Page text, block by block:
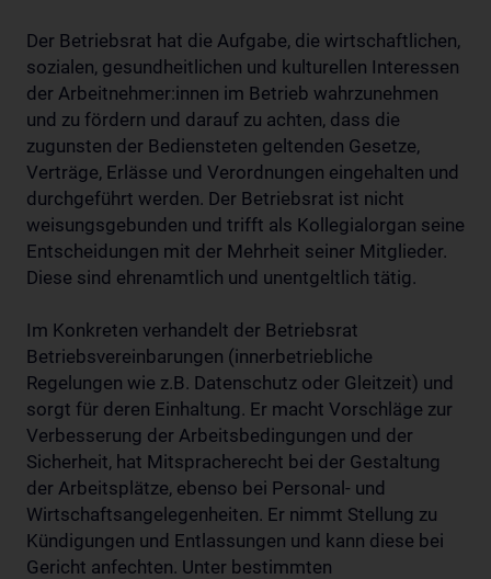
Der Betriebsrat hat die Aufgabe, die wirtschaftlichen,
sozialen, gesundheitlichen und kulturellen Interessen
der Arbeitnehmer:innen im Betrieb wahrzunehmen
und zu fördern und darauf zu achten, dass die
zugunsten der Bediensteten geltenden Gesetze,
Verträge, Erlässe und Verordnungen eingehalten und
durchgeführt werden. Der Betriebsrat ist nicht
weisungsgebunden und trifft als Kollegialorgan seine
Entscheidungen mit der Mehrheit seiner Mitglieder.
Diese sind ehrenamtlich und unentgeltlich tätig.
Im Konkreten verhandelt der Betriebsrat
Betriebsvereinbarungen (innerbetriebliche
Regelungen wie z.B. Datenschutz oder Gleitzeit) und
sorgt für deren Einhaltung. Er macht Vorschläge zur
Verbesserung der Arbeitsbedingungen und der
Sicherheit, hat Mitspracherecht bei der Gestaltung
der Arbeitsplätze, ebenso bei Personal- und
Wirtschaftsangelegenheiten. Er nimmt Stellung zu
Kündigungen und Entlassungen und kann diese bei
Gericht anfechten. Unter bestimmten